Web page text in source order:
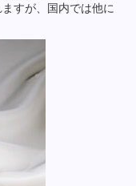
すが、国内では他に